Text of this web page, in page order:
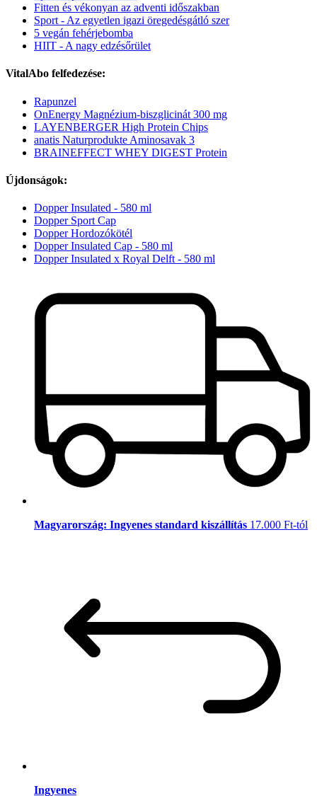
Fitten és vékonyan az adventi időszakban
Sport - Az egyetlen igazi öregedésgátló szer
5 vegán fehérjebomba
HIIT - A nagy edzésőrület
VitalAbo felfedezése:
Rapunzel
OnEnergy Magnézium-biszglicinát 300 mg
LAYENBERGER High Protein Chips
anatis Naturprodukte Aminosavak 3
BRAINEFFECT WHEY DIGEST Protein
Újdonságok:
Dopper Insulated - 580 ml
Dopper Sport Cap
Dopper Hordozókötél
Dopper Insulated Cap - 580 ml
Dopper Insulated x Royal Delft - 580 ml
Magyarország: Ingyenes standard kiszállítás 17.000 Ft-tól
Ingyenes